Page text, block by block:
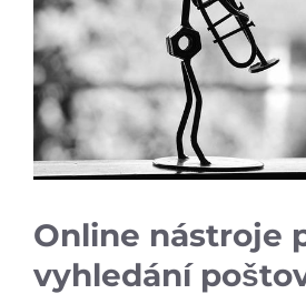
Online nástroje
vyhledání